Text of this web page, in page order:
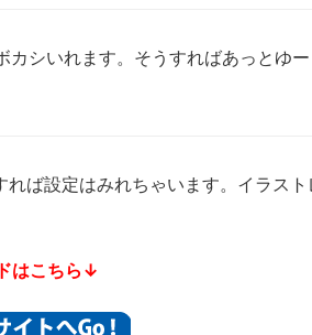
シいれます。そうすればあっとゆ
ば設定はみれちゃいます。イラス
はこちら↓